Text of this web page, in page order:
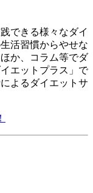
できる様々なダイ
活習慣からやせな
か、コラム等でダ
エットプラス」で
よるダイエットサ